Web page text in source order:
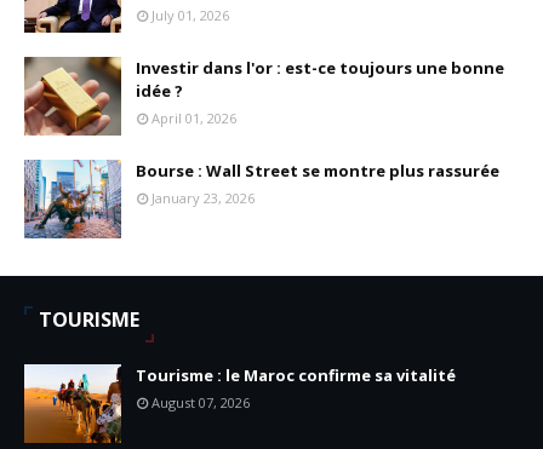
July 01, 2026
Investir dans l'or : est-ce toujours une bonne
idée ?
April 01, 2026
Bourse : Wall Street se montre plus rassurée
January 23, 2026
TOURISME
Tourisme : le Maroc confirme sa vitalité
August 07, 2026